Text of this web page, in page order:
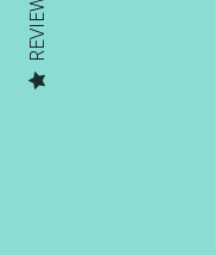
REVIEWS